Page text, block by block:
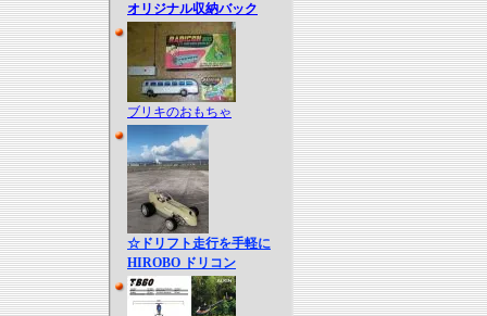
オリジナル収納バック
ブリキのおもちゃ
☆ドリフト走行を手軽に
HIROBO ドリコン